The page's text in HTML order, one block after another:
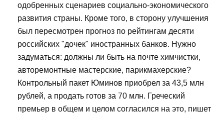
одобренных сценариев социально-экономического
развития страны. Кроме того, в сторону улучшения
был пересмотрен прогноз по рейтингам десяти
российских "дочек" иностранных банков. Нужно
задуматься: должны ли быть на почте химчистки,
авторемонтные мастерские, парикмахерские?
Контрольный пакет Юминов приобрел за 43,5 млн
рублей, а продать готов за 70 млн. Греческий
премьер в общем и целом согласился на это, пишет